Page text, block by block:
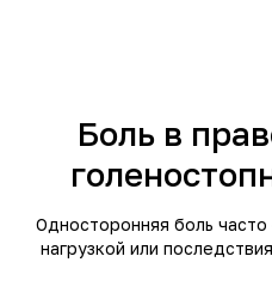
Боль в
Односторонняя боль
нагрузкой или